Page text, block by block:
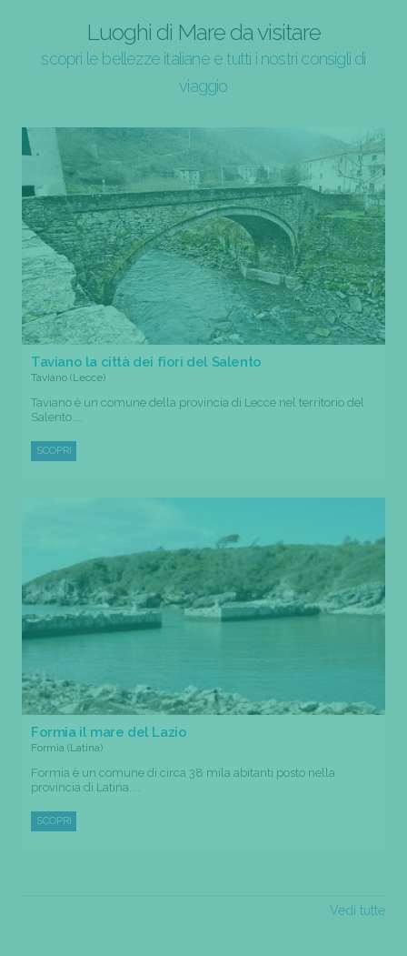
Luoghi di Mare da visitare
scopri le bellezze italiane e tutti i nostri consigli di
viaggio
Taviano la città dei fiori del Salento
Taviano (Lecce)
Taviano è un comune della provincia di Lecce nel territorio del
Salento....
SCOPRI
Formia il mare del Lazio
Formia (Latina)
Formia è un comune di circa 38 mila abitanti posto nella
provincia di Latina....
SCOPRI
Vedi tutte